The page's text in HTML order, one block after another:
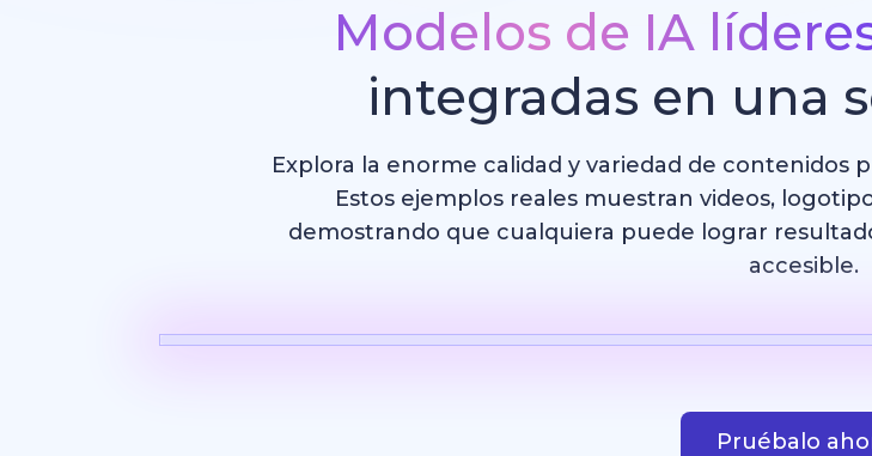
Modelos de IA
integradas en una
Explora la enorme calidad y variedad de
Estos ejemplos reales muestran videos,
demostrando que cualquiera puede lograr
accesible.
Pruébalo